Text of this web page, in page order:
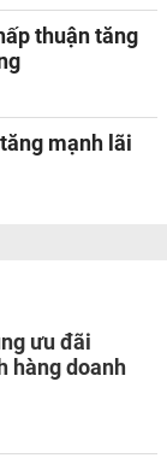
thuận tăng
mạnh lãi
ưu đãi
hàng doanh